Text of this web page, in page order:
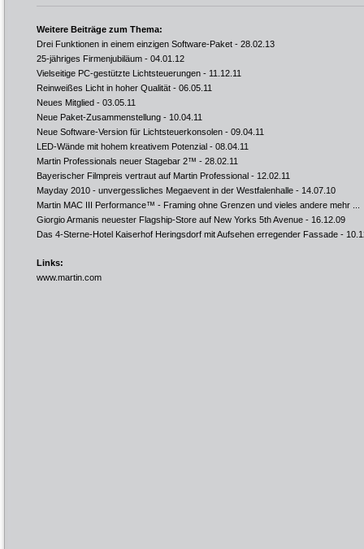
Weitere Beiträge zum Thema:
Drei Funktionen in einem einzigen Software-Paket - 28.02.13
25-jähriges Firmenjubiläum - 04.01.12
Vielseitige PC-gestützte Lichtsteuerungen - 11.12.11
Reinweißes Licht in hoher Qualität - 06.05.11
Neues Mitglied - 03.05.11
Neue Paket-Zusammenstellung - 10.04.11
Neue Software-Version für Lichtsteuerkonsolen - 09.04.11
LED-Wände mit hohem kreativem Potenzial - 08.04.11
Martin Professionals neuer Stagebar 2™ - 28.02.11
Bayerischer Filmpreis vertraut auf Martin Professional - 12.02.11
Mayday 2010 - unvergessliches Megaevent in der Westfalenhalle - 14.07.10
Martin MAC III Performance™ - Framing ohne Grenzen und vieles andere mehr ...
Giorgio Armanis neuester Flagship-Store auf New Yorks 5th Avenue - 16.12.09
Das 4-Sterne-Hotel Kaiserhof Heringsdorf mit Aufsehen erregender Fassade -
Links:
www.martin.com